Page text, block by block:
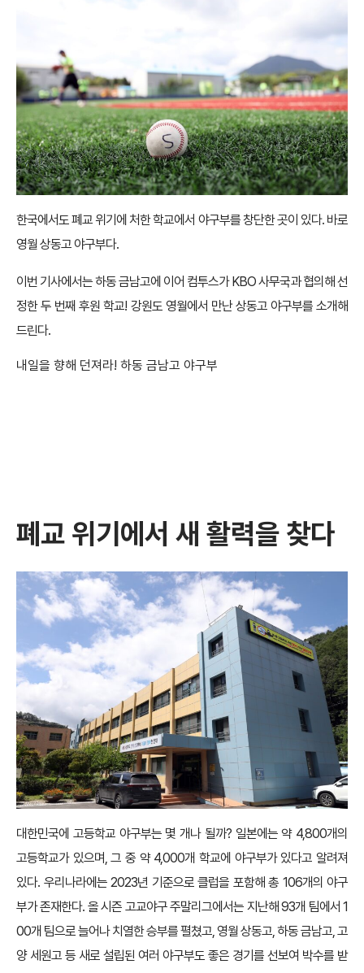
한국에서도 폐교 위기에 처한 학교에서 야구부를 창단한 곳이 있다. 바로
영월 상동고 야구부다.
이번 기사에서는 하동 금남고에 이어 컴투스가 KBO 사무국과 협의해 선
정한 두 번째 후원 학교! 강원도 영월에서 만난 상동고 야구부를 소개해
드린다.
내일을 향해 던져라! 하동 금남고 야구부
폐교 위기에서 새 활력을 찾다
대한민국에 고등학교 야구부는 몇 개나 될까? 일본에는 약 4,800개의
고등학교가 있으며, 그 중 약 4,000개 학교에 야구부가 있다고 알려져
있다. 우리나라에는 2023년 기준으로 클럽을 포함해 총 106개의 야구
부가 존재한다. 올 시즌 고교야구 주말리그에서는 지난해 93개 팀에서 1
00개 팀으로 늘어나 치열한 승부를 펼쳤고, 영월 상동고, 하동 금남고, 고
양 세원고 등 새로 설립된 여러 야구부도 좋은 경기를 선보여 박수를 받